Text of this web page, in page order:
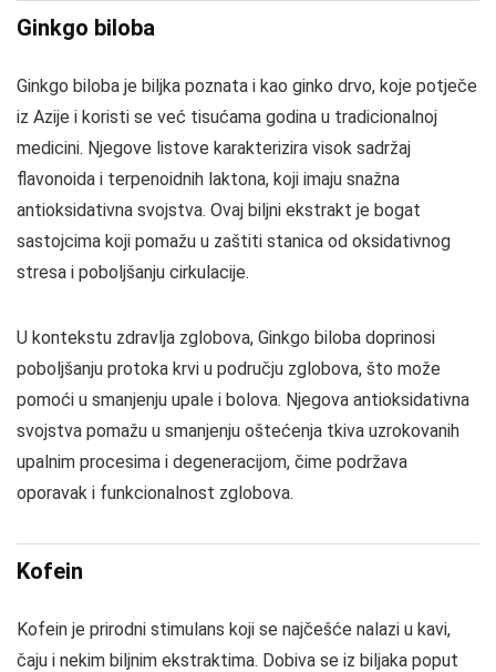
Ginkgo biloba
Ginkgo biloba je biljka poznata i kao ginko drvo, koje potječe
iz Azije i koristi se već tisućama godina u tradicionalnoj
medicini. Njegove listove karakterizira visok sadržaj
flavonoida i terpenoidnih laktona, koji imaju snažna
antioksidativna svojstva. Ovaj biljni ekstrakt je bogat
sastojcima koji pomažu u zaštiti stanica od oksidativnog
stresa i poboljšanju cirkulacije.
U kontekstu zdravlja zglobova, Ginkgo biloba doprinosi
poboljšanju protoka krvi u području zglobova, što može
pomoći u smanjenju upale i bolova. Njegova antioksidativna
svojstva pomažu u smanjenju oštećenja tkiva uzrokovanih
upalnim procesima i degeneracijom, čime podržava
oporavak i funkcionalnost zglobova.
Kofein
Kofein je prirodni stimulans koji se najčešće nalazi u kavi,
čaju i nekim biljnim ekstraktima. Dobiva se iz biljaka poput